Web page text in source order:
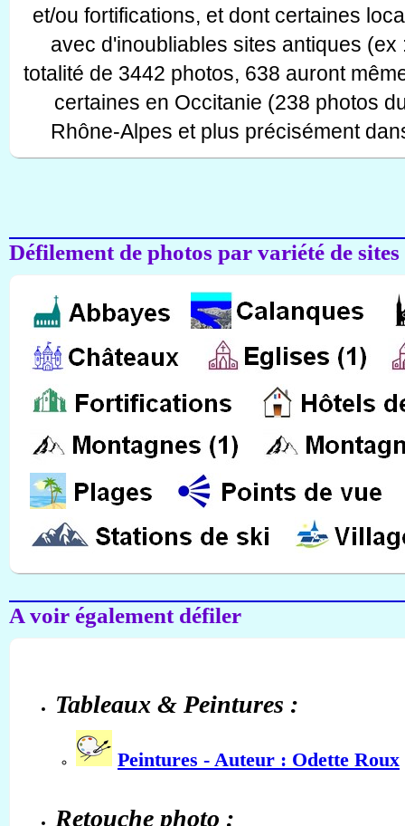
et/ou fortifications, et dont certaines
avec d'inoubliables sites antiques
totalité de 3442 photos, 638 auront
certaines en Occitanie (238 photos
Rhône-Alpes et plus précisément
Défilement de photos par variété de
A voir également défiler
Tableaux & Peintures :
Peintures - Auteur : Odette Roux
Retouche photo :